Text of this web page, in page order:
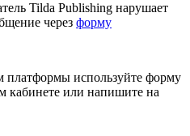
Tilda Publishing нарушает
через форму
платформы используйте форму
кабинете или напишите на